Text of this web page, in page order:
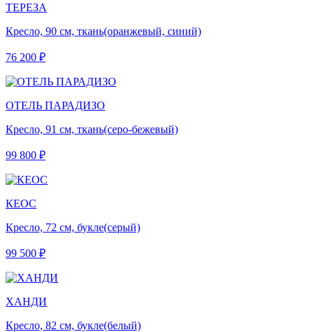
ТЕРЕЗА
Кресло, 90 см, ткань(оранжевый, синий)
76 200 ₽
ОТЕЛЬ ПАРАДИЗО
Кресло, 91 см, ткань(серо-бежевый)
99 800 ₽
КЕОС
Кресло, 72 см, букле(серый)
99 500 ₽
ХАНДИ
Кресло, 82 см, букле(белый)